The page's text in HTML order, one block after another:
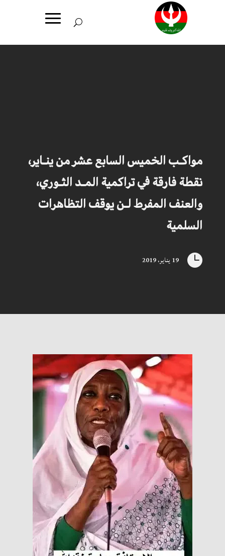
مواكـب الخميس السابع عشر من ينـاير،
نقطة فارقة في تراكمية المـد الثـوري،
والعنف المفرط لـن يوقف التظاهرات
السلمية
 19 يناير، 2019